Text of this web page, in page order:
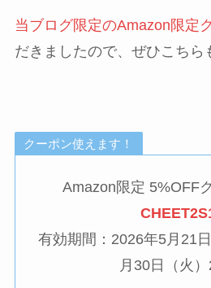
当ブログ限定のAmazon限定
だきましたので、ぜひこちら
クーポン使えます！
Amazon限定 5%OFF
有効期間：2026年5月21
月30日（火